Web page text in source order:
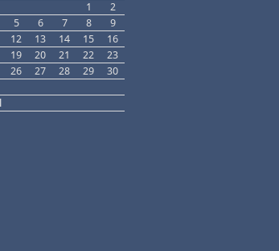
1
2
5 6 7 8
9
12 13 14 15
16
19 20 21 22
23
26 27 28 29
30